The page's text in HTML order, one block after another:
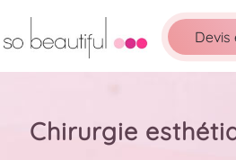
Devis
Chirurgie